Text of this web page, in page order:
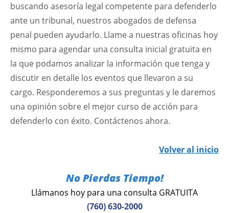
buscando asesoría legal competente para defenderlo
ante un tribunal, nuestros abogados de defensa
penal pueden ayudarlo. Llame a nuestras oficinas hoy
mismo para agendar una consulta inicial gratuita en
la que podamos analizar la información que tenga y
discutir en detalle los eventos que llevaron a su
cargo. Responderemos a sus preguntas y le daremos
una opinión sobre el mejor curso de acción para
defenderlo con éxito. Contáctenos ahora.
Volver al inicio
No Pierdas Tiempo!
Llámanos hoy para una consulta GRATUITA
(760) 630-2000